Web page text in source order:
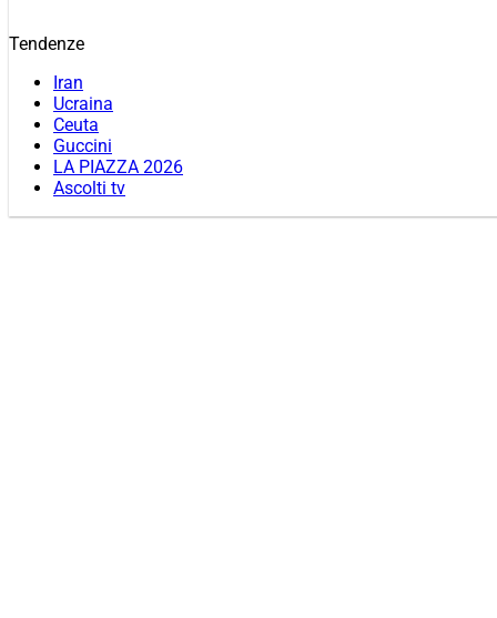
Tendenze
Iran
Ucraina
Ceuta
Guccini
LA PIAZZA 2026
Ascolti tv